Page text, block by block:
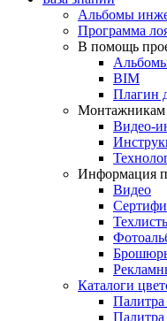
Альбомы
Программа
В помощь
BIM
Плагин
Монтажникам
Видео-
Информация
Видео
Каталоги
Палитра